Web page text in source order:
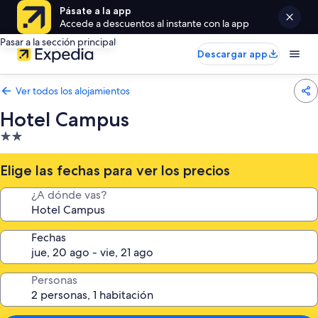
Pásate a la app
Accede a descuentos al instante con la app
Pasar a la sección principal
Descargar app
Ver todos los alojamientos
Hotel Campus
Alojamiento
de
2.0 estrellas
Elige las fechas para ver los precios
¿A dónde vas?
Fechas
Personas